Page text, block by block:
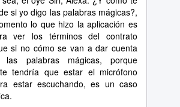
si yo digo las palabras mágicas?,
lo que hizo la aplicación es
ver los términos del contrato
si no cómo se van a dar cuenta
palabras mágicas, porque
tendría que estar el micrófono
estar escuchando, es un caso